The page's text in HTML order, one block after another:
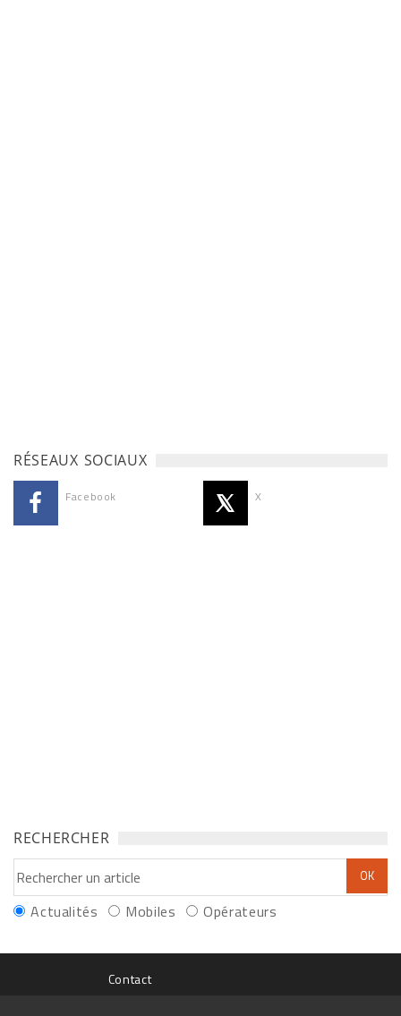
RÉSEAUX SOCIAUX
Facebook X
RECHERCHER
Actualités Mobiles Opérateurs
Contact